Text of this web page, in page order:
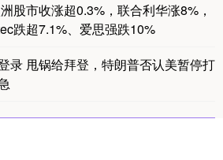
股市收涨超0.3%，联合利华涨8%，
跌超7.1%、爱思强跌10%
录 甩锅给拜登，特朗普否认美暂停打